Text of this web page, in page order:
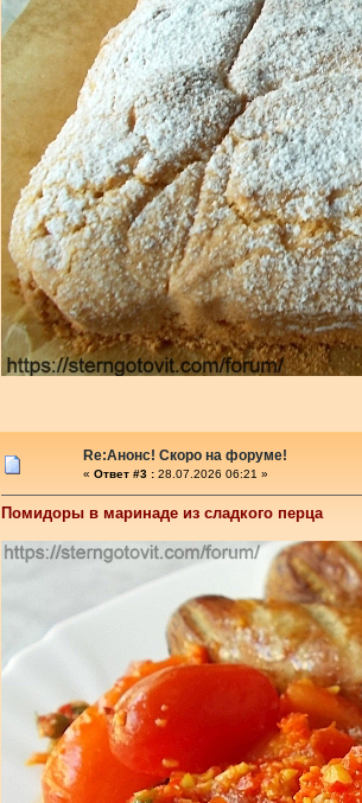
Re:Анонс! Скоро на форуме!
« Ответ #3 : 28.07.2026 06:21 »
Помидоры в маринаде из сладкого перца